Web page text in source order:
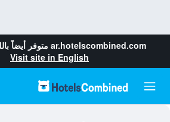
ar.hotelscombined.com متوفر أيضاً
Visit site in English